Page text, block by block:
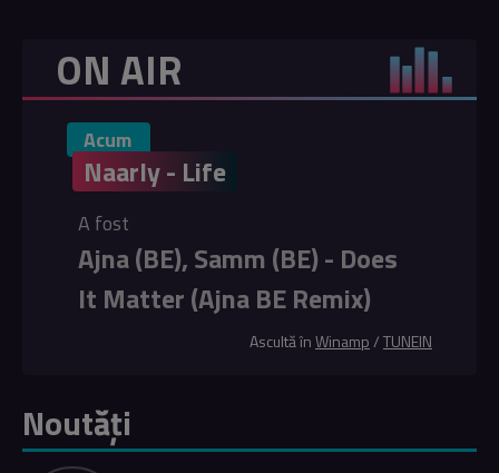
ON AIR
Acum
Naarly - Life
A fost
Ajna (BE), Samm (BE) - Does
It Matter (Ajna BE Remix)
Ascultă înWinamp/TUNEIN
Noutăți